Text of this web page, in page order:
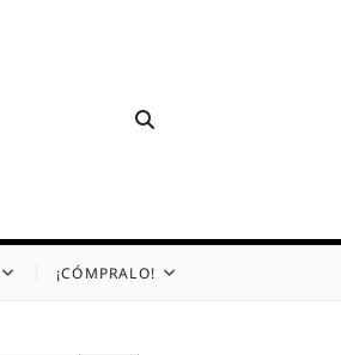
¡CÓMPRALO!